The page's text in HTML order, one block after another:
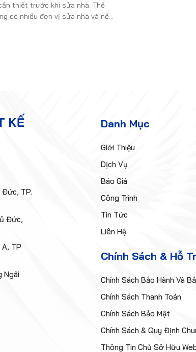
thiết trước khi sửa nhà. Thế
có nhiều đơn vị sửa nhà và nếu
KẾ
Đức, TP.
Đức,
TP
Ngãi
Danh Mục
Giới Thiệu
Dịch Vụ
Báo Giá
Công Trình
Tin Tức
Liên Hệ
Chính Sách & Hỗ
Chính Sách Bảo Hành Và
Chính Sách Thanh Toán
Chính Sách Bảo Mật
Chính Sách & Quy Định
Thông Tin Chủ Sở Hữu